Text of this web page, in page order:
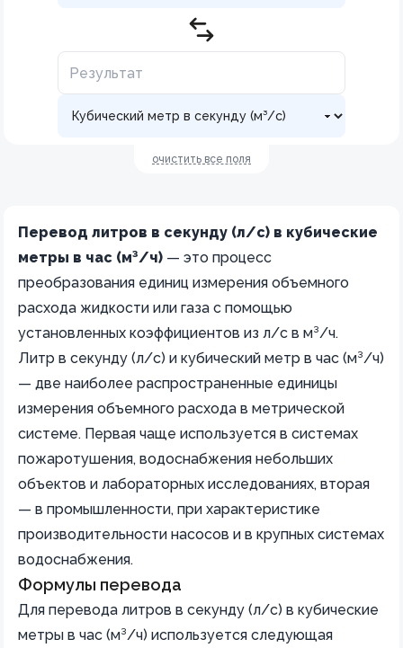
очистить все поля
Перевод литров в секунду (л/с) в кубические
метры в час (м³/ч) — это процесс
преобразования единиц измерения объемного
расхода жидкости или газа с помощью
установленных коэффициентов из л/с в м³/ч.
Литр в секунду (л/с) и кубический метр в час (м³/ч)
— две наиболее распространенные единицы
измерения объемного расхода в метрической
системе. Первая чаще используется в системах
пожаротушения, водоснабжения небольших
объектов и лабораторных исследованиях, вторая
— в промышленности, при характеристике
производительности насосов и в крупных системах
водоснабжения.
Формулы перевода
Для перевода литров в секунду (л/с) в кубические
метры в час (м³/ч) используется следующая